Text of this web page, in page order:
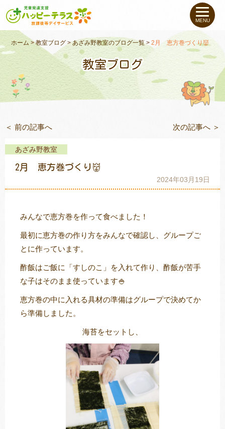
私たちについて
未就学のお子さま（０〜６才）
小学生〜高校生のお子さま
支援事例
教室一覧
トレキング DIDIM
MENU
ホーム >教室ブログ>あざみ野教室のブログ一覧>2月 恵方巻づくり👹
教室ブログ
＜ 前の記事へ 次の記事へ ＞
あざみ野教室
2月 恵方巻づくり👹
2024年03月19日
みんなで恵方巻を作って食べました！
最初に恵方巻の作り方をみんなで確認し、グループご
とに作っています。
酢飯はご飯に「すしのこ」を入れて作り、酢飯が苦手
な子はそのまま使っています🍚
恵方巻の中に入れる具材の準備はグループで決めてか
ら準備しました。
海苔をセットし、